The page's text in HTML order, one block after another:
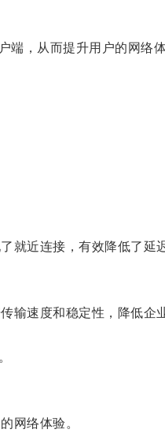
，从而提升用户的网络体
近连接，有效降低了延迟
速度和稳定性，降低企
网络体验。